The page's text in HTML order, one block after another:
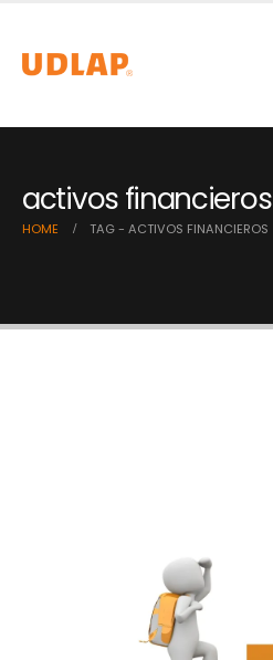
activos financieros
HOME TAG - ACTIVOS FINANCIEROS